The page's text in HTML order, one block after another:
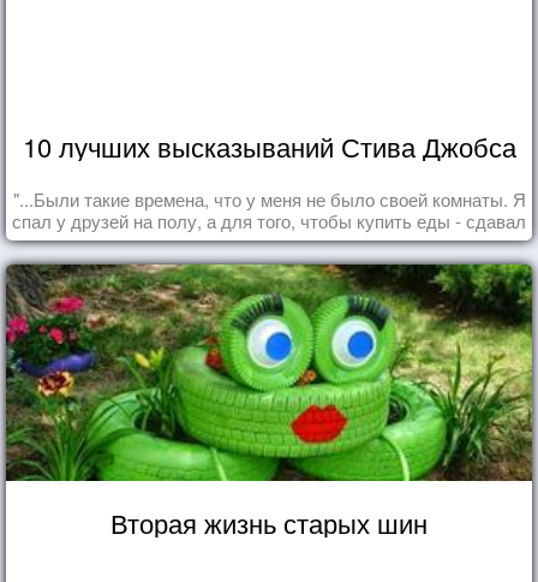
10 лучших высказываний Стива Джобса
"...Были такие времена, что у меня не было своей комнаты. Я
спал у друзей на полу, а для того, чтобы купить еды - сдавал
бутылки из под кока-колы"
Вторая жизнь старых шин